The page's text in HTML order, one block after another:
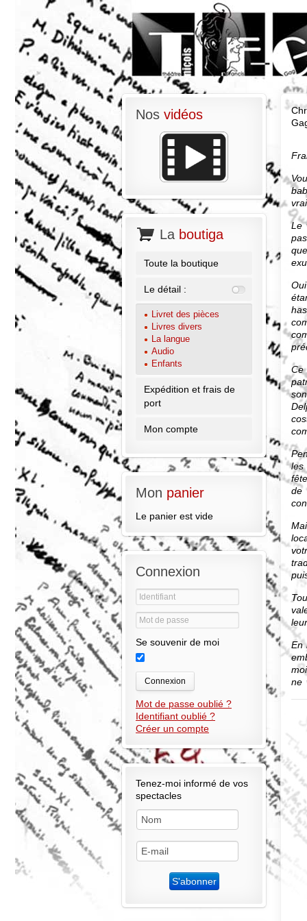
Le
Ce
les
de
En
ne
Nos vidéos
La boutiga
Toute la boutique
Le détail :
Livret des pièces
Livres divers
La langue
Audio
Enfants
Expédition et frais de
port
Mon compte
Mon panier
Le panier est vide
Connexion
Se souvenir de moi
Connexion
Mot de passe oublié ?
Identifiant oublié ?
Créer un compte
Tenez-moi informé de vos
spectacles